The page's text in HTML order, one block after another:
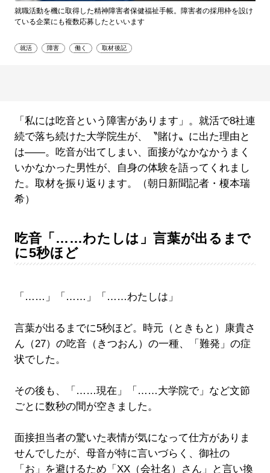
就職活動を機に取得した精神障害者保健福祉手帳。障害者の採用枠を設け
ている企業にも複数応募したといいます
就活 障害 働く 取材後記
「私には吃音という障害があります」。就活で8社連
続で落ち続けた大学院生が、〝賭け〟に出た理由と
は――。吃音が出てしまい、面接がなかなかうまく
いかなかった男性が、自身の体験を語ってくれまし
た。取材を振り返ります。（朝日新聞記者・榎本瑞
希）
吃音「……わたしは」言葉が出るまで
に5秒ほど
「……」「……」「……わたしは」
言葉が出るまでに5秒ほど。時元（ときもと）康貴さ
ん（27）の吃音（きつおん）の一種、「難発」の症
状でした。
その後も、「……現在」「……大学院で」など文節
ごとに数秒の間が空きました。
面接担当者の驚いた表情が気になって仕方がありま
せんでしたが、母音が特に言いづらく、御社の
「お」を避けるため「XX（会社名）さん」と言い換